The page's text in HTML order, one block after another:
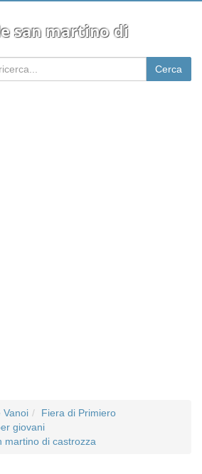
san martino di
Vanoi
Fiera di Primiero
giovani
martino di castrozza